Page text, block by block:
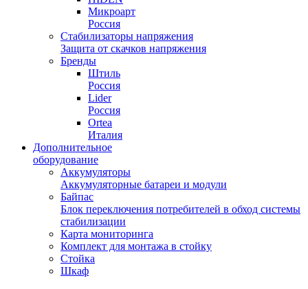
Микроарт
Россия
Стабилизаторы напряжения
Защита от скачков напряжения
Бренды
Штиль
Россия
Lider
Россия
Ortea
Италия
Дополнительное
оборудование
Аккумуляторы
Аккумуляторные батареи и модули
Байпас
Блок переключения потребителей в обход системы
стабилизации
Карта мониторинга
Комплект для монтажа в стойку
Стойка
Шкаф